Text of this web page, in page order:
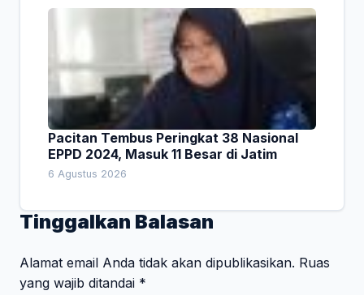
Pacitan Tembus Peringkat 38 Nasional
EPPD 2024, Masuk 11 Besar di Jatim
6 Agustus 2026
Tinggalkan Balasan
Alamat email Anda tidak akan dipublikasikan. Ruas
yang wajib ditandai *